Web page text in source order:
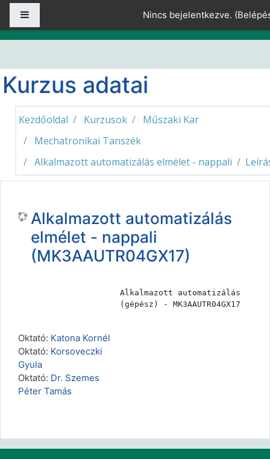
Tovább a fő tartalomhoz
Nincs bejelentkezve. (
Kurzus adatai
Kezdőoldal Kurzusok
Műszaki Kar
Mechatronikai Tanszék
Alkalmazott automatizálás elmélet - nappali
Alkalmazott automatizálás
elmélet - nappali
(MK3AAUTR04GX17)
Alkalmazott automatizálás
(gépész) - MK3AAUTR04GX17
Oktató: Katona Kornél
Oktató: Korsoveczki
Gyula
Oktató: Dr. Szemes
Péter Tamás